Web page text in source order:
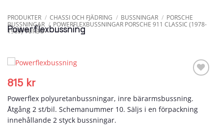
PRODUKTER / CHASSI OCH FJÄDRING / BUSSNINGAR / PORSCHE
BUSSNINGAR / POWERFLEXBUSSNINGAR PORSCHE 911 CLASSIC (1978-
1989) TURBO
Powerflexbussning
815 kr
Powerflex polyuretanbussningar, inre bärarmsbussning.
Åtgång 2 st/bil. Schemanummer 10. Säljs i en förpackning
innehållande 2 styck bussningar.